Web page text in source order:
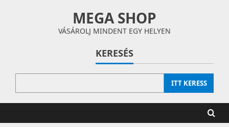
MEGA SHOP
VÁSÁROLJ MINDENT EGY HELYEN
KERESÉS
ITT KERESS